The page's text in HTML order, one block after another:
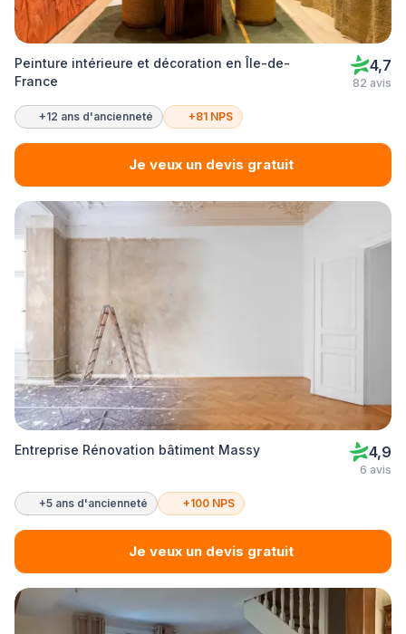
Peinture intérieure et décoration en Île-de-
France
4,7
82 avis
+12 ans d'ancienneté +81 NPS
Je veux un devis gratuit
Entreprise Rénovation bâtiment Massy 4,9
6 avis
+5 ans d'ancienneté +100 NPS
Je veux un devis gratuit